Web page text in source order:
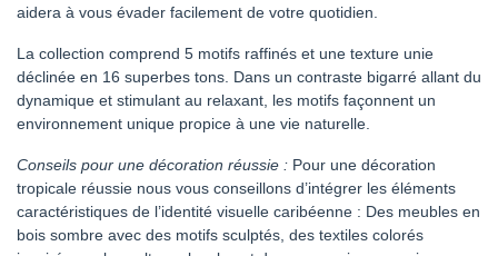
aidera à vous évader facilement de votre quotidien.
La collection comprend 5 motifs raffinés et une texture unie
déclinée en 16 superbes tons. Dans un contraste bigarré allant du
dynamique et stimulant au relaxant, les motifs façonnent un
environnement unique propice à une vie naturelle.
Conseils pour une décoration réussie : Pour une décoration
tropicale réussie nous vous conseillons d’intégrer les éléments
caractéristiques de l’identité visuelle caribéenne : Des meubles en
bois sombre avec des motifs sculptés, des textiles colorés